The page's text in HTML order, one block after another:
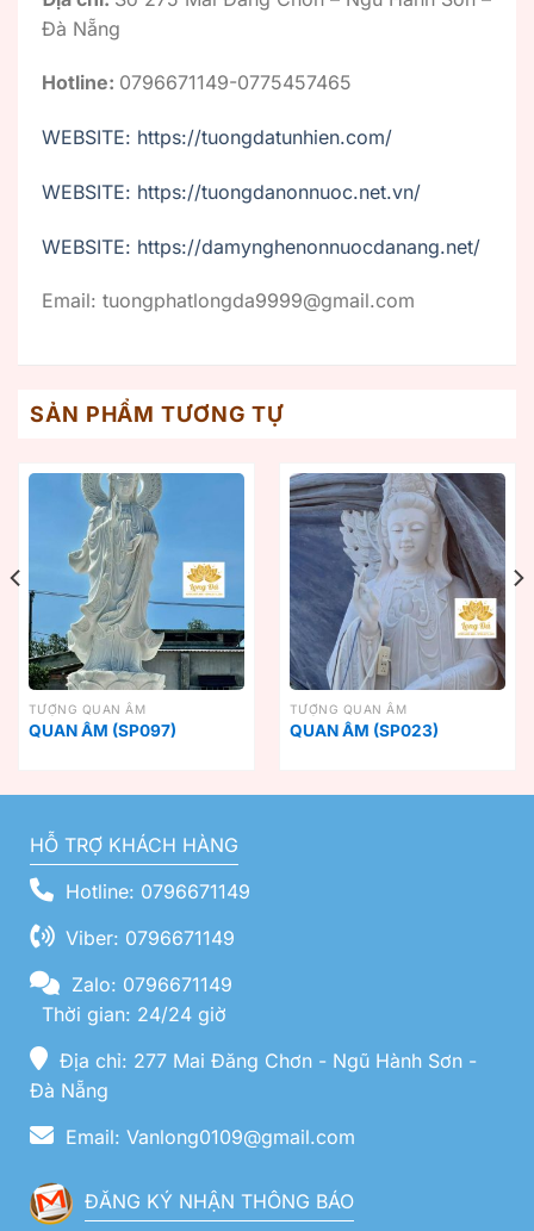
Đà Nẵng
Hotline: 0796671149-0775457465
WEBSITE: https://tuongdatunhien.com/
WEBSITE: https://tuongdanonnuoc.net.vn/
WEBSITE: https://damynghenonnuocdanang.net/
Email: tuongphatlongda9999@gmail.com
SẢN PHẨM TƯƠNG TỰ
TƯỢNG QUAN ÂM
QUAN ÂM (SP097)
TƯỢNG QUAN ÂM
QUAN ÂM (SP023)
HỖ TRỢ KHÁCH HÀNG
Hotline: 0796671149
Viber: 0796671149
Zalo: 0796671149
Thời gian: 24/24 giờ
Địa chỉ: 277 Mai Đăng Chơn - Ngũ Hành Sơn -
Đà Nẵng
Email: Vanlong0109@gmail.com
ĐĂNG KÝ NHẬN THÔNG BÁO